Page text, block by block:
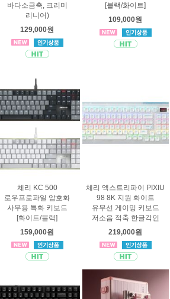
바다소금축, 크리미
리니어)
129,000원
[블랙/화이트]
109,000원
체리 KC 500
로우프로파일 암호화
사무용 특화 키보드
[화이트/블랙]
159,000원
체리 엑스트리파이 PIXIU
98 8K 지원 화이트
유무선 게이밍 키보드
저소음 적축 한글각인
219,000원